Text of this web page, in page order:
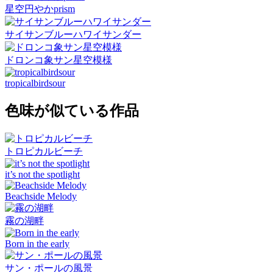
星空円やかprism
サイサンブルーハワイサンダー
ドロンコ象サン星空模様
tropicalbirdsour
色味が似ている作品
トロピカルビーチ
it’s not the spotlight
Beachside Melody
霧の湖畔
Born in the early
サン・ポールの風景